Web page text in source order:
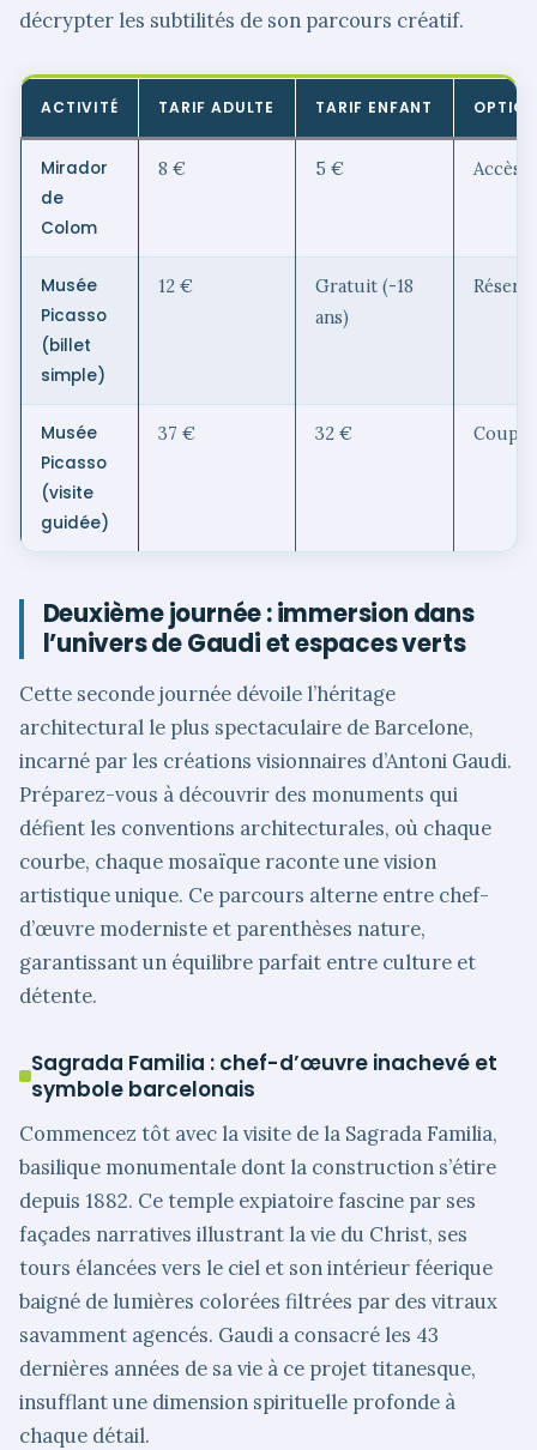
décrypter les subtilités de son parcours créatif.
ACTIVITÉ TARIF ADULTE TARIF ENFANT
Mirador
de
Colom
8 € 5 € Accès
Musée
Picasso
(billet
simple)
12 €
Gratuit (-18
ans)
Musée
Picasso
(visite
guidée)
37 € 32 €
Deuxième journée : immersion dans
l’univers de Gaudi et espaces verts
Cette seconde journée dévoile l’héritage
architectural le plus spectaculaire de Barcelone,
incarné par les créations visionnaires d’Antoni Gaudi.
Préparez-vous à découvrir des monuments qui
défient les conventions architecturales, où chaque
courbe, chaque mosaïque raconte une vision
artistique unique. Ce parcours alterne entre chef-
d’œuvre moderniste et parenthèses nature,
garantissant un équilibre parfait entre culture et
détente.
Sagrada Familia : chef-d’œuvre inachevé et
symbole barcelonais
Commencez tôt avec la visite de la Sagrada Familia,
basilique monumentale dont la construction s’étire
depuis 1882. Ce temple expiatoire fascine par ses
façades narratives illustrant la vie du Christ, ses
tours élancées vers le ciel et son intérieur féerique
baigné de lumières colorées filtrées par des vitraux
savamment agencés. Gaudi a consacré les 43
dernières années de sa vie à ce projet titanesque,
insufflant une dimension spirituelle profonde à
chaque détail.